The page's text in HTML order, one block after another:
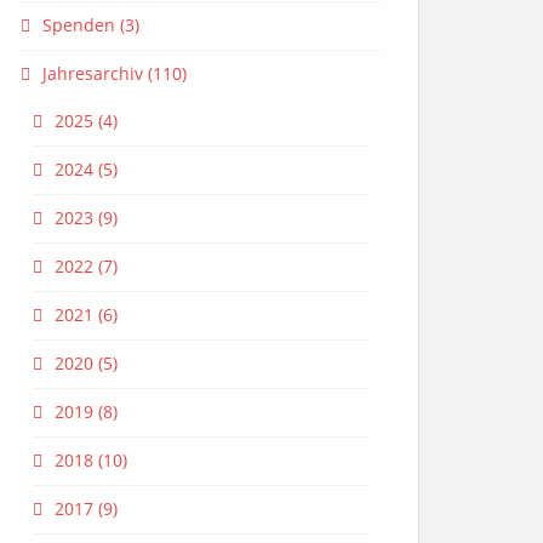
Spenden (3)
Jahresarchiv (110)
2025 (4)
2024 (5)
2023 (9)
2022 (7)
2021 (6)
2020 (5)
2019 (8)
2018 (10)
2017 (9)